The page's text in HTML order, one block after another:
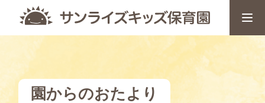
園からのおたより